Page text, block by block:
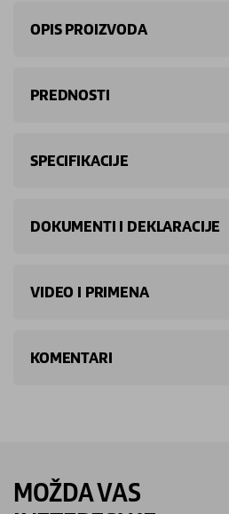
OPIS PROIZVODA
PREDNOSTI
SPECIFIKACIJE
DOKUMENTI I DEKLARACIJE
VIDEO I PRIMENA
KOMENTARI
MOŽDA VAS